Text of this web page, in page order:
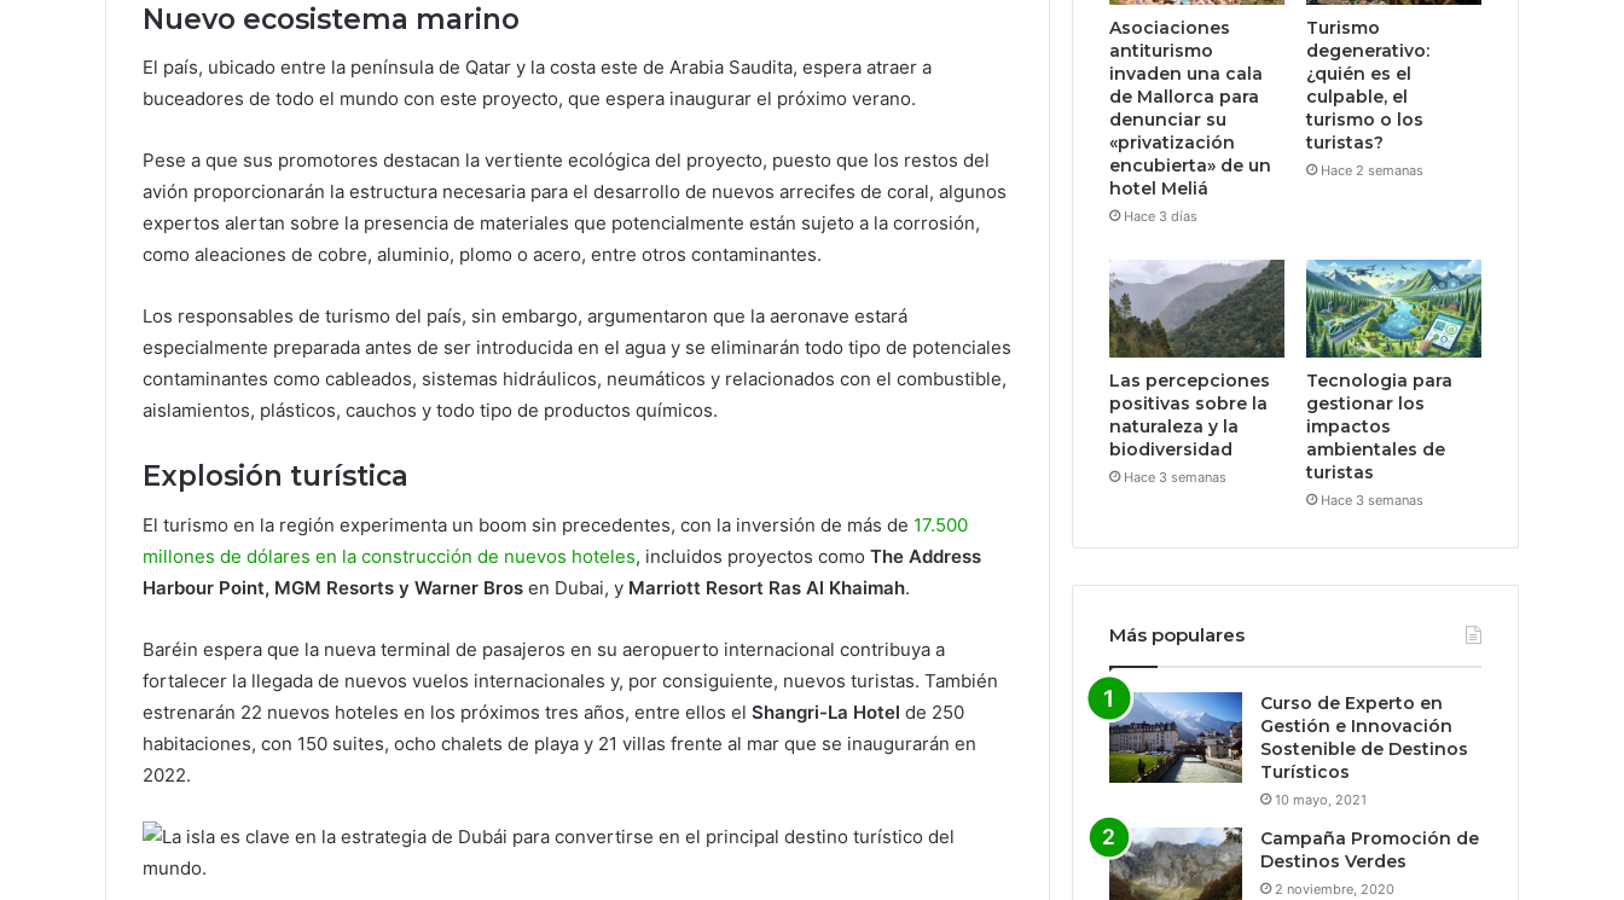
Nuevo ecosistema marino
El país, ubicado entre la península de Qatar y la costa este de Arabia Saudita, espera atraer a
buceadores de todo el mundo con este proyecto, que espera inaugurar el próximo verano.
Pese a que sus promotores destacan la vertiente ecológica del proyecto, puesto que los restos del
avión proporcionarán la estructura necesaria para el desarrollo de nuevos arrecifes de coral, algunos
expertos alertan sobre la presencia de materiales que potencialmente están sujeto a la corrosión,
como aleaciones de cobre, aluminio, plomo o acero, entre otros contaminantes.
Los responsables de turismo del país, sin embargo, argumentaron que la aeronave estará
especialmente preparada antes de ser introducida en el agua y se eliminarán todo tipo de potenciales
contaminantes como cableados, sistemas hidráulicos, neumáticos y relacionados con el combustible,
aislamientos, plásticos, cauchos y todo tipo de productos químicos.
Explosión turística
El turismo en la región experimenta un boom sin precedentes, con la inversión de más de 17.500
millones de dólares en la construcción de nuevos hoteles, incluidos proyectos como The Address
Harbour Point, MGM Resorts y Warner Bros en Dubai, y Marriott Resort Ras Al Khaimah.
Baréin espera que la nueva terminal de pasajeros en su aeropuerto internacional contribuya a
fortalecer la llegada de nuevos vuelos internacionales y, por consiguiente, nuevos turistas. También
estrenarán 22 nuevos hoteles en los próximos tres años, entre ellos el Shangri-La Hotel de 250
habitaciones, con 150 suites, ocho chalets de playa y 21 villas frente al mar que se inaugurarán en
2022.
Asociaciones
antiturismo
invaden una cala
de Mallorca para
denunciar su
«privatización
encubierta» de un
hotel Meliá
Hace 3 días
Turismo
degenerativo:
¿quién es el
culpable, el
turismo o los
turistas?
Hace 2 semanas
Las percepciones
positivas sobre la
naturaleza y la
biodiversidad
Hace 3 semanas
Tecnologia para
gestionar los
impactos
ambientales de
turistas
Hace 3 semanas
Más populares
Curso de Experto en
Gestión e Innovación
Sostenible de Destinos
Turísticos
10 mayo, 2021
Campaña Promoción de
Destinos Verdes
2 noviembre, 2020